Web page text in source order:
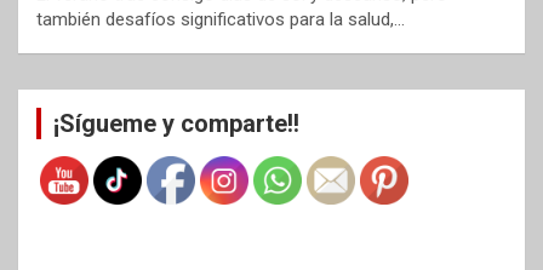
también desafíos significativos para la salud,…
¡Sígueme y comparte!!